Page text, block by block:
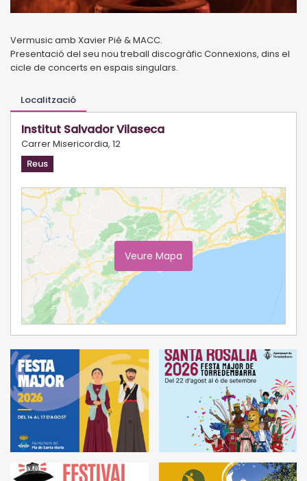
Vermusic amb Xavier Pié & MACC.
Presentació del seu nou treball discogràfic Connexions, dins el
cicle de concerts en espais singulars.
Localització
Institut Salvador Vilaseca
Carrer Misericordia, 12
Reus
Veure Mapa